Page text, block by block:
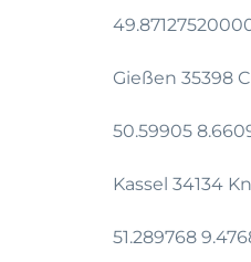
Gießen 35398
50.59905
Kassel 34134
51.289768